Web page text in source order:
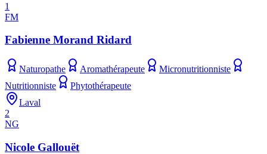
1
FM
Fabienne Morand Ridard
Naturopathe Aromathérapeute
Micronutritionniste
Nutritionniste
Phytothérapeute
Laval
2
NG
Nicole Gallouët